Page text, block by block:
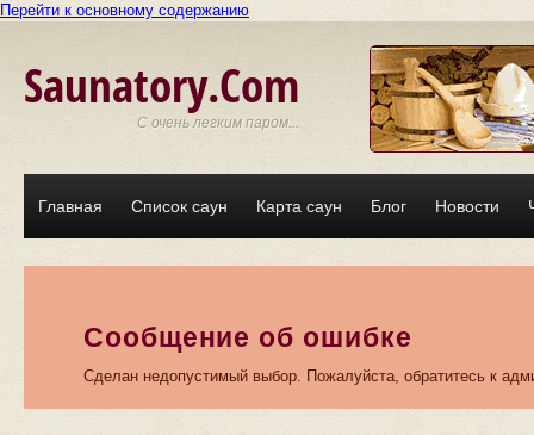
Перейти к основному содержанию
Saunatory.Com
С очень легким паром...
Главная Список саун Карта саун Блог Новости
Сообщение об ошибке
Сделан недопустимый выбор. Пожалуйста, обратитесь к